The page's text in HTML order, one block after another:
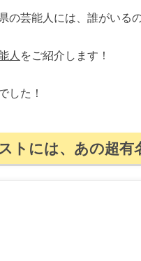
の芸能人には、誰がいる
人 をご紹介します！
した！
トには、あの超有